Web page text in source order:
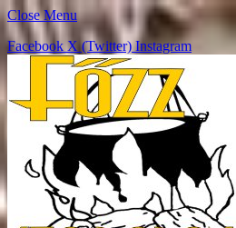
Close Menu
Facebook X (Twitter) Instagram